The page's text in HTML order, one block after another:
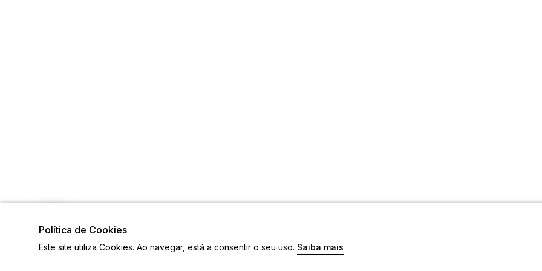
Política de Cookies
Este site utiliza Cookies. Ao navegar, está a consentir o seu uso. Saiba mais